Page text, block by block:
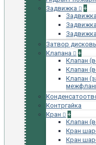
Задвижка
+
Затвор
Клапана
+
Клапан
Клапан
Клапан
Контргайка
Кран
+
Клапан
Кран
Кран